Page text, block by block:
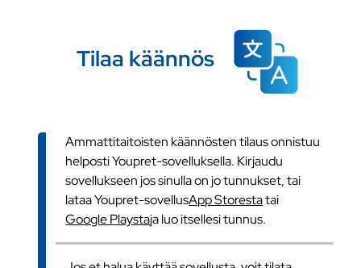
Tilaa käännös
Ammattitaitoisten käännösten tilaus onnistuu
helposti Youpret-sovelluksella. Kirjaudu
sovellukseen jos sinulla on jo tunnukset, tai
lataa Youpret-sovellusApp Storestatai
Google Playstaja luo itsellesi tunnus.